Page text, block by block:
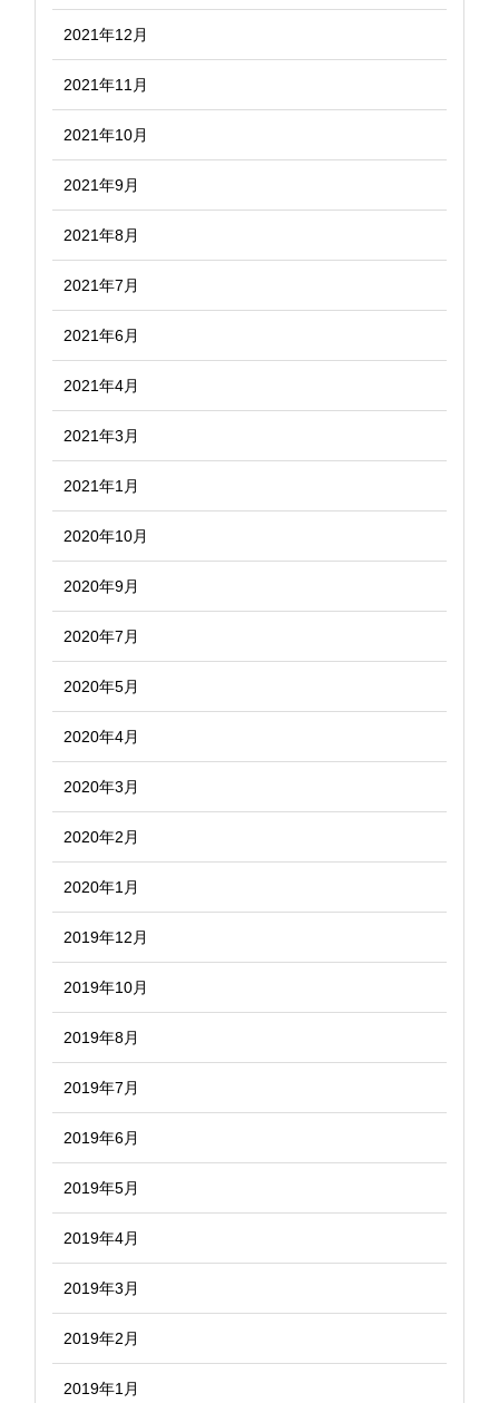
2021年12月
2021年11月
2021年10月
2021年9月
2021年8月
2021年7月
2021年6月
2021年4月
2021年3月
2021年1月
2020年10月
2020年9月
2020年7月
2020年5月
2020年4月
2020年3月
2020年2月
2020年1月
2019年12月
2019年10月
2019年8月
2019年7月
2019年6月
2019年5月
2019年4月
2019年3月
2019年2月
2019年1月